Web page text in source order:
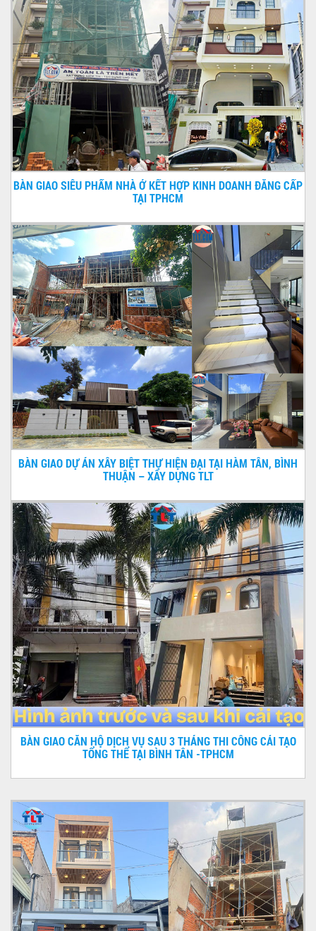
BÀN GIAO SIÊU PHẨM NHÀ Ở KẾT HỢP KINH DOANH ĐẲNG CẤP
TẠI TPHCM
BÀN GIAO DỰ ÁN XÂY BIỆT THỰ HIỆN ĐẠI TẠI HÀM TÂN, BÌNH
THUẬN – XÂY DỰNG TLT
BÀN GIAO CĂN HỘ DỊCH VỤ SAU 3 THÁNG THI CÔNG CẢI TẠO
TỔNG THỂ TẠI BÌNH TÂN -TPHCM